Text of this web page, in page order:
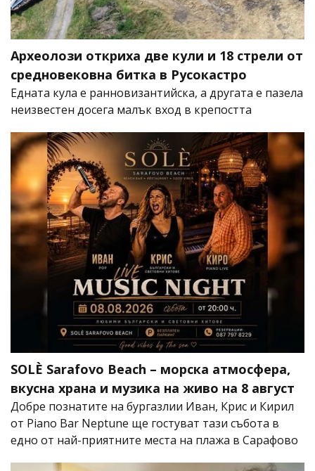
Археолози откриха две кули и 18 стрели от
средновековна битка в Русокастро
Едната кула е ранновизантийска, а другата е пазела
неизвестен досега малък вход в крепостта
SOLÈ Sarafovo Beach – морска атмосфера,
вкусна храна и музика на живо на 8 август
Добре познатите на бургазлии Иван, Крис и Кирил
от Piano Bar Neptune ще гостуват тази събота в
едно от най-приятните места на плажа в Сарафово